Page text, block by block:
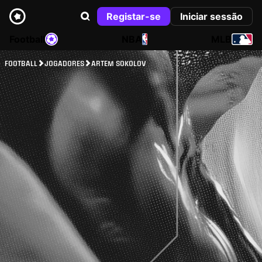
Registar-se
Iniciar sessão
NBA
FOOTBALL JOGADORES ARTEM SOKOLOV